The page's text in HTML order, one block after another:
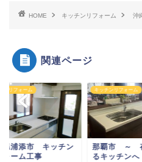
HOME キッチンリフォーム 沖
関連ページ
ンリフォーム
県浦添市 キッチン
ォーム工事
キッチンリフォーム
那覇市 ～
るキッチン